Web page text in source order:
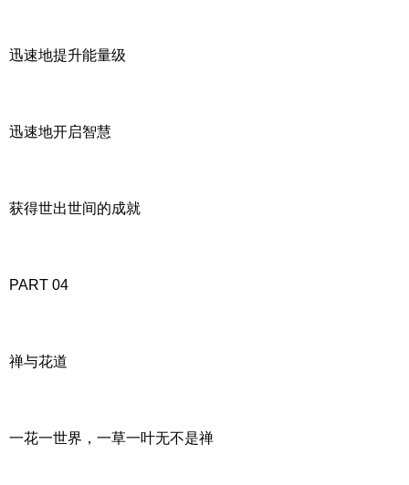
迅速地提升能量级
迅速地开启智慧
获得世出世间的成就
PART 04
禅与花道
一花一世界，一草一叶无不是禅